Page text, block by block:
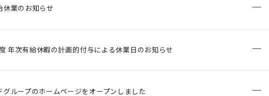
休業のお知らせ
年次有給休暇の計画的付与による休業日のお知らせ
グループのホームページをオープンしました